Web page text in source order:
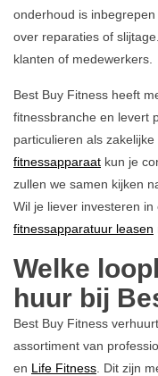
onderhoud is
over reparaties of
klanten of medewerkers.
Best Buy Fitness heeft
fitnessbranche en levert
particulieren als
fitnessapparaat kun je
zullen we samen kijken
Wil je liever investeren
fitnessapparatuur leasen
Welke
huur bij
Best Buy Fitness
assortiment van
en Life Fitness . Dit zijn